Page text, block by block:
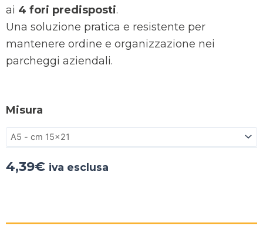
ai 4 fori predisposti.
Una soluzione pratica e resistente per
mantenere ordine e organizzazione nei
parcheggi aziendali.
Misura
4,39€ iva esclusa